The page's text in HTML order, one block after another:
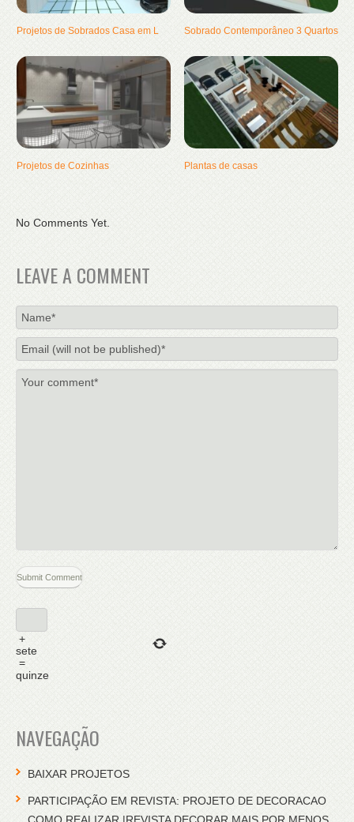
Projetos de Sobrados Casa em L Sobrado Contemporâneo 3 Quartos
Projetos de Cozinhas Plantas de casas
No Comments Yet.
LEAVE A COMMENT
+
sete
=
quinze
NAVEGAÇÃO
BAIXAR PROJETOS
PARTICIPAÇÃO EM REVISTA: PROJETO DE DECORACAO